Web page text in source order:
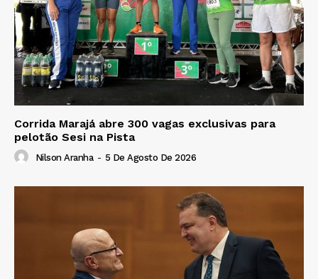
Corrida Marajá abre 300 vagas exclusivas para
pelotão Sesi na Pista
Nilson Aranha - 5 De Agosto De 2026